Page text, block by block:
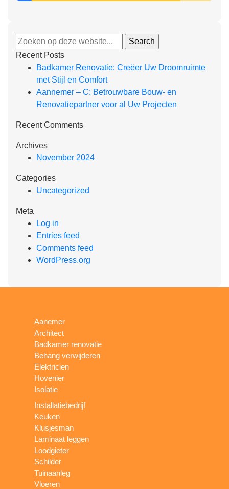
Recent Posts
Badkamer Renovatie: Creëer Uw Droomruimte
met Stijl en Comfort
Aannemer – C: Betrouwbare Bouw- en
Renovatiepartner voor al Uw Projecten
Recent Comments
Archives
November 2024
Categories
Uncategorized
Meta
Log in
Entries feed
Comments feed
WordPress.org
Aanemer
Architect
Badkamer renovatie
Behang verwijderen
Elektricien
Hovenier
Isolatie
Installatiebedrijf
Keuken
Klusjesman
Laminaat leggen
Loodgieter
Schilder
Tuinaanleg
Vloeren